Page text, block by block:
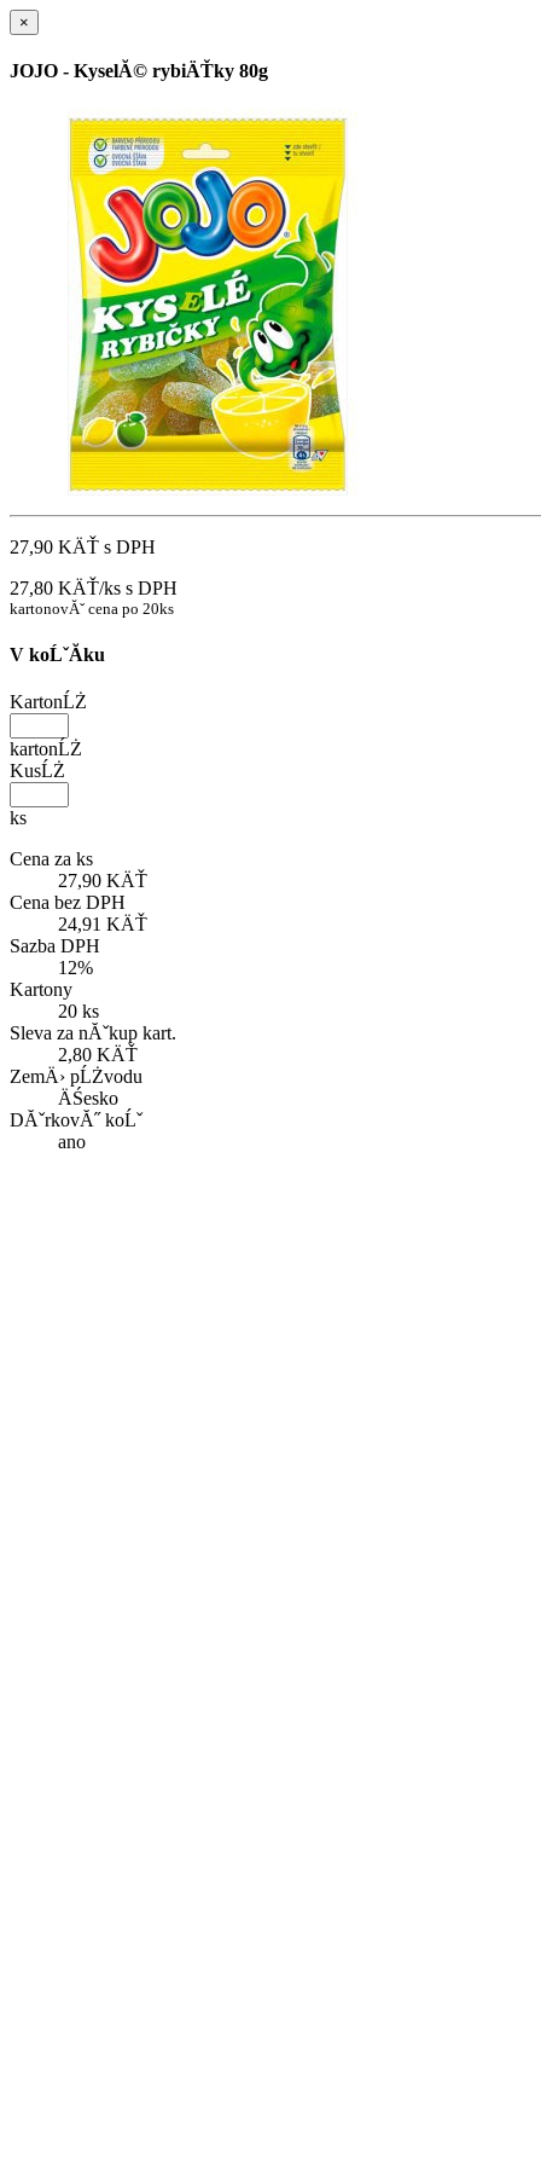
×
JOJO - KyselĂ© rybiÄŤky 80g
27,90 KÄŤ s DPH
27,80 KÄŤ/ks s DPH
kartonovĂˇ cena po 20ks
V koĹˇĂ­ku
KartonĹŻ
kartonĹŻ
KusĹŻ
ks
Cena za ks
27,90 KÄŤ
Cena bez DPH
24,91 KÄŤ
Sazba DPH
12%
Kartony
20 ks
Sleva za nĂˇkup kart.
2,80 KÄŤ
ZemÄ› pĹŻvodu
ÄŚesko
DĂˇrkovĂ˝ koĹˇ
ano